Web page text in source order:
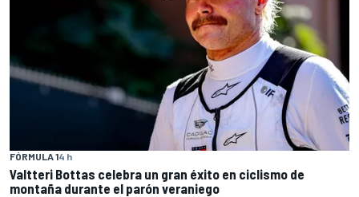
FÓRMULA 14 h
Valtteri Bottas celebra un gran éxito en ciclismo de
montaña durante el parón veraniego